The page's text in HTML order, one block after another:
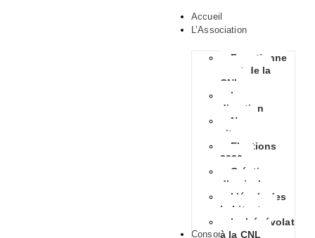
Accueil
L’Association
Fonctionne
ment de la
CNL
La
direction
Nous
situer
Elections
2026
Création
d’amicales
L’école des
habitants
Le bénévolat
à la CNL
Consommation